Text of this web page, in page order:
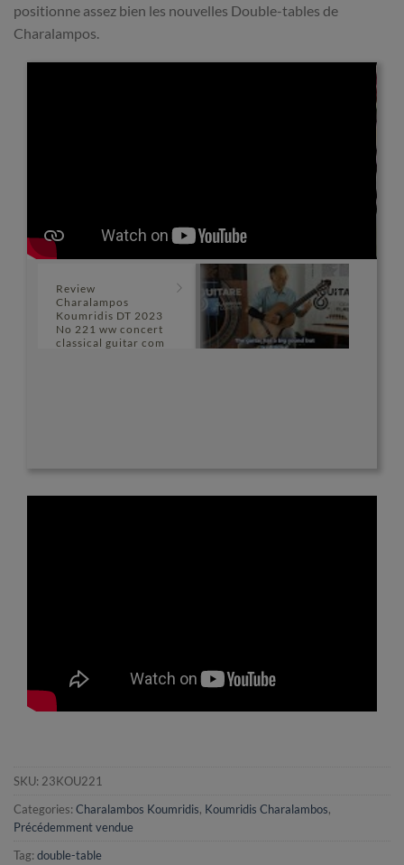
positionne assez bien les nouvelles Double-tables de
Charalampos.
Review
Charalampos
Koumridis DT 2023
No 221 ww concert
classical guitar com
SKU: 23KOU221
Categories: Charalambos Koumridis, Koumridis Charalambos,
Précédemment vendue
Tag: double-table